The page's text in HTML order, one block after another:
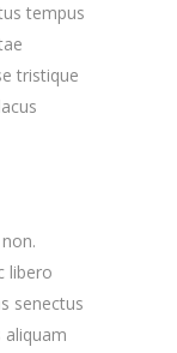
tempus
tristique
libero
senectus
aliquam